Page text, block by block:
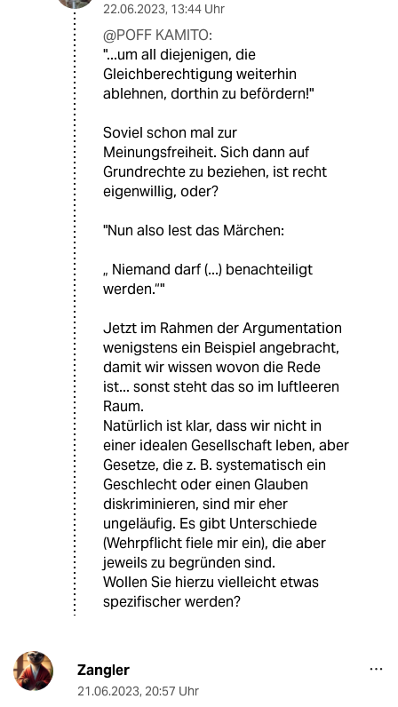
22.06.2023, 13:44 Uhr
@POFF KAMITO:
"...um all diejenigen, die
Gleichberechtigung weiterhin
ablehnen, dorthin zu befördern!"
Soviel schon mal zur
Meinungsfreiheit. Sich dann auf
Grundrechte zu beziehen, ist recht
eigenwillig, oder?
"Nun also lest das Märchen:
„ Niemand darf (...) benachteiligt
werden.“"
Jetzt im Rahmen der Argumentation
wenigstens ein Beispiel angebracht,
damit wir wissen wovon die Rede
ist... sonst steht das so im luftleeren
Raum.
Natürlich ist klar, dass wir nicht in
einer idealen Gesellschaft leben, aber
Gesetze, die z. B. systematisch ein
Geschlecht oder einen Glauben
diskriminieren, sind mir eher
ungeläufig. Es gibt Unterschiede
(Wehrpflicht fiele mir ein), die aber
jeweils zu begründen sind.
Wollen Sie hierzu vielleicht etwas
spezifischer werden?
Zangler
21.06.2023, 20:57 Uhr